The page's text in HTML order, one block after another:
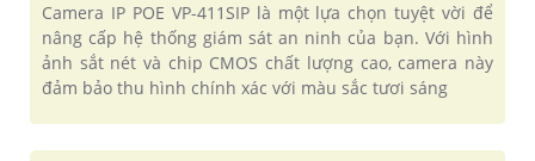
Camera IP POE VP-411SIP là một lựa chọn tuyệt vời để
nâng cấp hệ thống giám sát an ninh của bạn. Với hình
ảnh sắt nét và chip CMOS chất lượng cao, camera này
đảm bảo thu hình chính xác với màu sắc tươi sáng